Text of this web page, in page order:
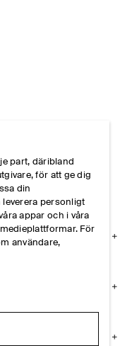
part, däribland
för att ge dig
din
leverera personligt
appar och i våra
För
användare,